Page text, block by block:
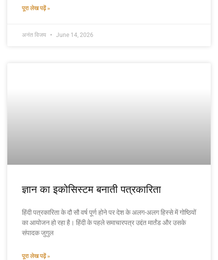
पूरा लेख पढ़ें »
अनंत विजय June 14, 2026
ज्ञान का इकोसिस्टम बनाती पत्रकारिता
हिंदी पत्रकारिता के दौ सौ वर्ष पूर्ण होने पर देश के अलग-अलग हिस्से में गोष्ठियों
का आयोजन हो रहा है। हिंदी के पहले समाचारपत्र उद्दंत मार्तंड और उसके
संपादक जुगुल
पूरा लेख पढ़ें »